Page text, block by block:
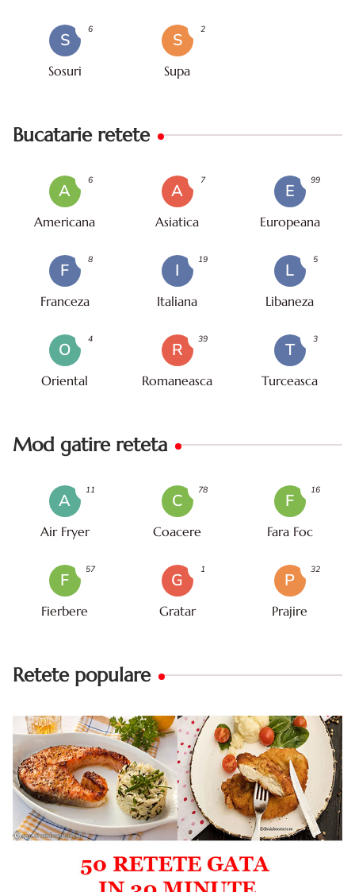
S
Sosuri
6
S
Supa
2
Bucatarie retete
A
Americana
6
A
Asiatica
7
E
Europeana
99
F
Franceza
8
I
Italiana
19
L
Libaneza
5
O
Oriental
4
R
Romaneasca
39
T
Turceasca
3
Mod gatire reteta
A
Air Fryer
11
C
Coacere
78
F
Fara Foc
16
F
Fierbere
57
G
Gratar
1
P
Prajire
32
Retete populare